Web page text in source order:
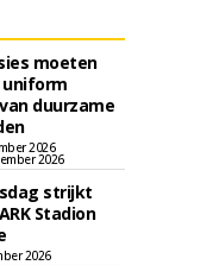
moeten
uniform
duurzame
2026
2026
strijkt
Stadion
2026